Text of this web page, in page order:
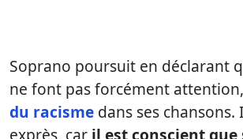
Soprano poursuit en déclarant
ne font pas forcément
du racisme dans ses